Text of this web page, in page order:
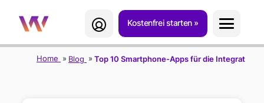
Kostenfrei starten
Home Blog Top 10 Smartphone-Apps für die Integration